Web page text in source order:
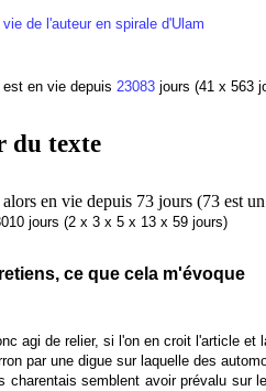
de l'auteur en spirale d'Ulam
en vie depuis 23083jours (41 x 563
du texte
en vie depuis 73 jours (73 est
jours (2 x 3 x 5 x 13 x 59 jours)
ce que cela m'évoque
agi de relier, si l'on en croit l'article
par une digue sur laquelle des
charentais semblent avoir prévalu sur